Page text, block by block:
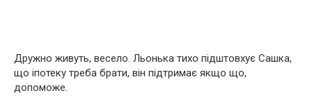
Дружно живуть, весело. Льонька тихо підштовхує Сашка,
що іпотеку треба брати, він підтримає якщо що,
допоможе.